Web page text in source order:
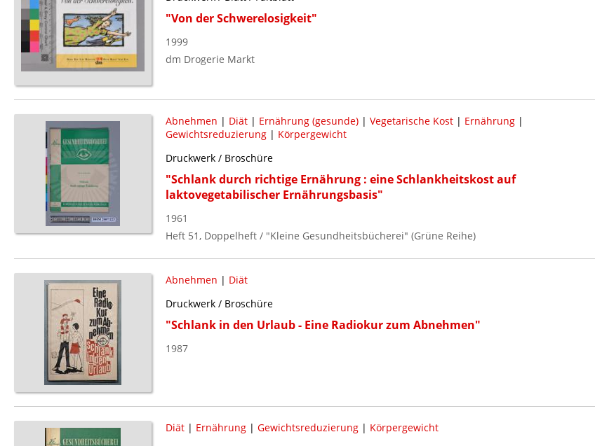
"Von der Schwerelosigkeit"
1999
dm Drogerie Markt
Abnehmen | Diät| Ernährung (gesunde)| Vegetarische Kost| Ernährung|
Gewichtsreduzierung| Körpergewicht
Druckwerk / Broschüre
"Schlank durch richtige Ernährung : eine Schlankheitskost auf
laktovegetabilischer Ernährungsbasis"
1961
Heft 51, Doppelheft / "Kleine Gesundheitsbücherei" (Grüne Reihe)
Abnehmen | Diät
Druckwerk / Broschüre
"Schlank in den Urlaub - Eine Radiokur zum Abnehmen"
1987
Diät| Ernährung| Gewichtsreduzierung| Körpergewicht